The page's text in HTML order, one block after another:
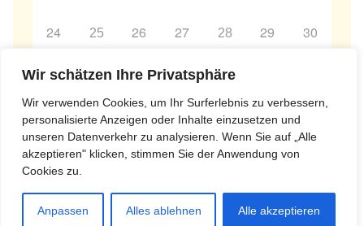
Wir schätzen Ihre Privatsphäre
Wir verwenden Cookies, um Ihr Surferlebnis zu verbessern,
personalisierte Anzeigen oder Inhalte einzusetzen und
unseren Datenverkehr zu analysieren. Wenn Sie auf „Alle
akzeptieren" klicken, stimmen Sie der Anwendung von
Cookies zu.
Anpassen Alles ablehnen Alle akzeptieren
24 25 26 27 28 29 30
31 1 2 3 4